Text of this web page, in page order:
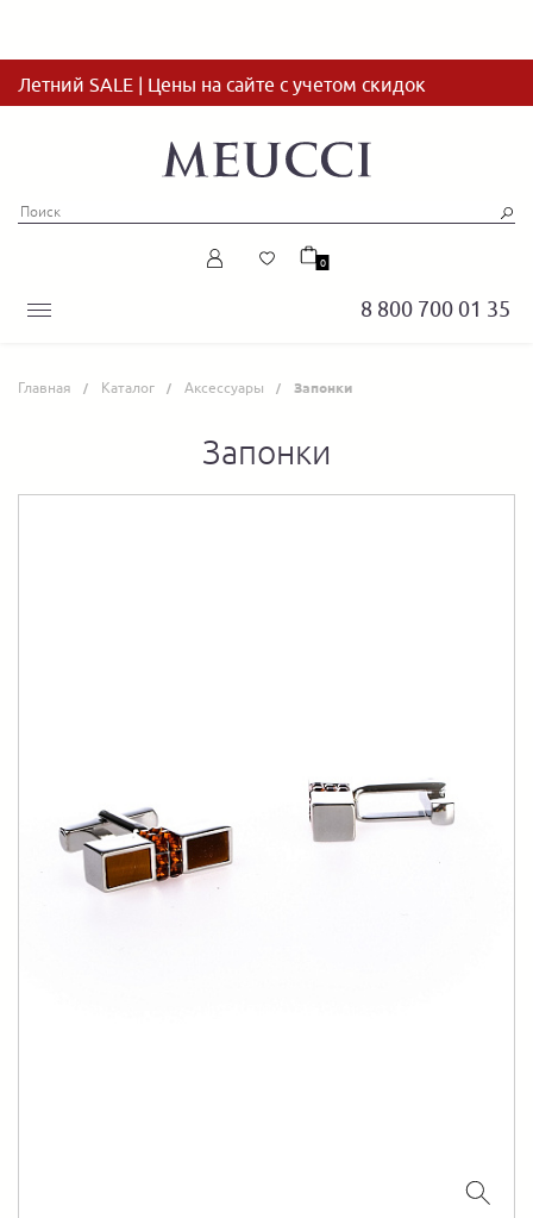
Летний SALE | Цены на сайте с учетом скидок
8 800 700 01 35
0
Главная Каталог Аксессуары Запонки
Запонки